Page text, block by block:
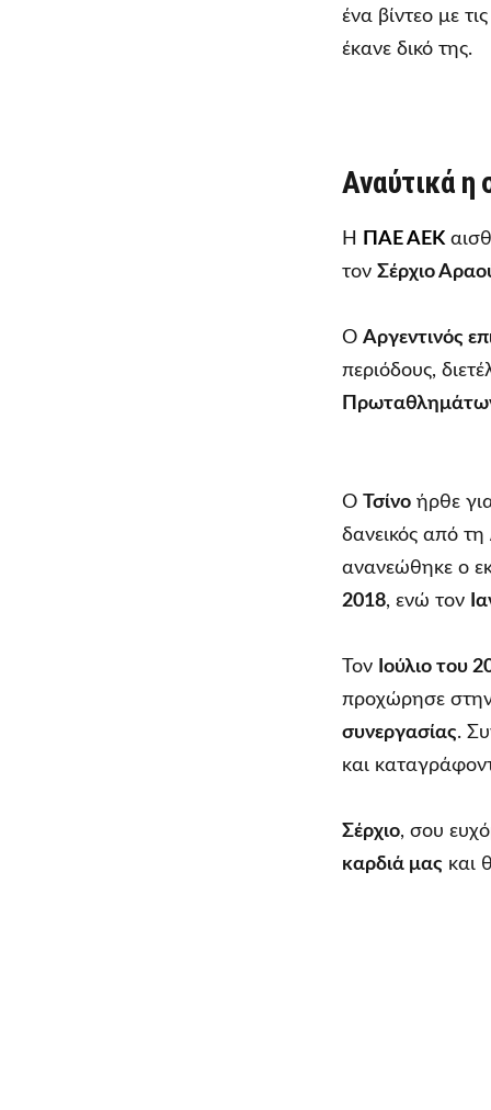
ένα βίντεο με
έκανε δικό της.
Αναύτικά η
Η ΠΑΕ ΑΕΚ
τον Σέρχιο
Ο Αργεντινός
περιόδους,
Ο Τσίνο ήρθε
δανεικός από τη
ανανεώθηκε ο
2018, ενώ τον
Τον Ιούλιο του
προχώρησε
συνεργασίας.
και
Σέρχιο, σου
καρδιά μας και